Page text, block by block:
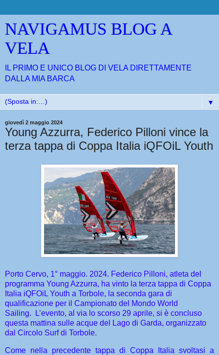
NAVIGAMUS BLOG A
VELA
IL PRIMO E UNICO BLOG DI VELA DIRETTAMENTE
DALLA MIA BARCA
▼
giovedì 2 maggio 2024
Young Azzurra, Federico Pilloni vince la
terza tappa di Coppa Italia iQFOiL Youth
Porto Cervo, 1° maggio. 2024. Federico Pilloni, atleta del
programma Young Azzurra, ha vinto la terza tappa di Coppa
Italia iQFOiL Youth a Torbole, la seconda gara di
qualificazione per il Campionato del Mondo World
Sailing.
L’evento, al via lo scorso 29 aprile, si è concluso
questa mattina sulle acque del Lago di Garda, organizzato
dal Circolo Surf di Torbole.
Come nella precedente tappa di Coppa Italia svoltasi a